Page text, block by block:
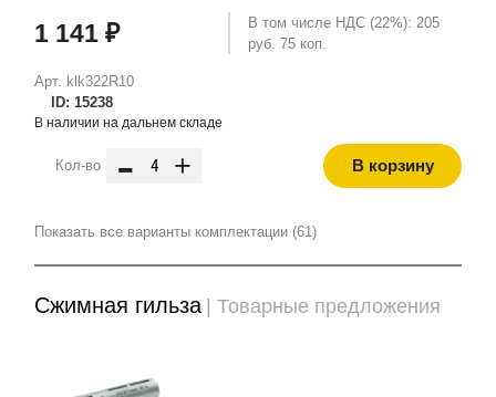
Арт. klk322R10
ID: 15238
1 141 ₽
В том числе НДС (22%): 205
руб. 75 коп.
В наличии на дальнем складе
Кол-во - + В корзину
Показать все варианты комплектации (61)
Сжимная гильза | Товарные предложения